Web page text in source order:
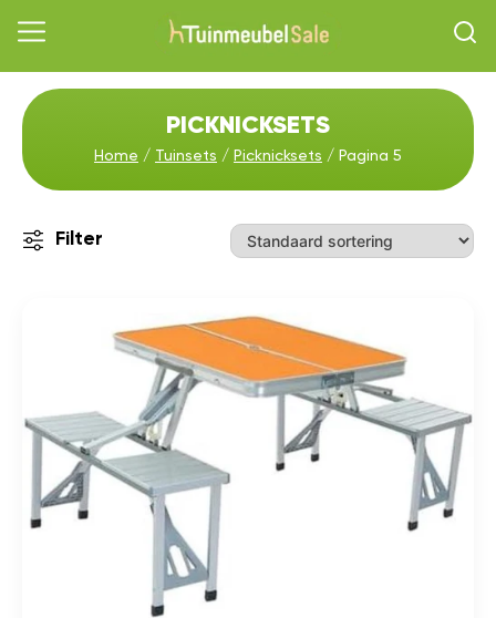
PICKNICKSETS
Home / Tuinsets / Picknicksets / Pagina 5
Filter